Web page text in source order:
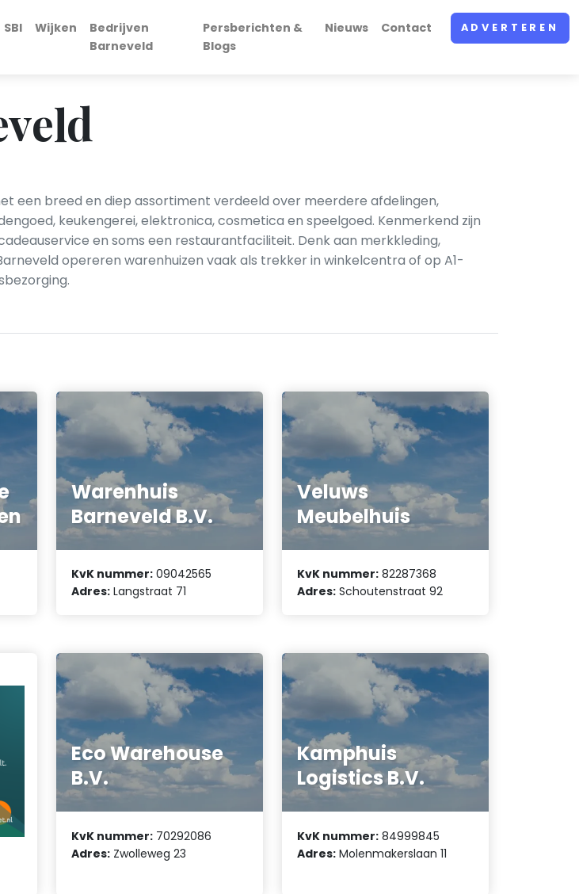
SBI Wijken
Bedrijven
Barneveld
Persberichten &
Blogs
Nieuws Contact ADVERTEREN
een breed en diep assortiment verdeeld over meerdere afdelingen,
keukengerei, elektronica, cosmetica en speelgoed. Kenmerkend zijn
en soms een restaurantfaciliteit. Denk aan merkkleding,
opereren warenhuizen vaak als trekker in winkelcentra of op A1-
Warenhuis
Barneveld B.V.
KvK nummer: 09042565
Adres: Langstraat 71
Veluws
Meubelhuis
KvK nummer: 82287368
Adres: Schoutenstraat 92
Eco Warehouse
B.V.
KvK nummer: 70292086
Adres: Zwolleweg 23
Kamphuis
Logistics B.V.
KvK nummer: 84999845
Adres: Molenmakerslaan 11